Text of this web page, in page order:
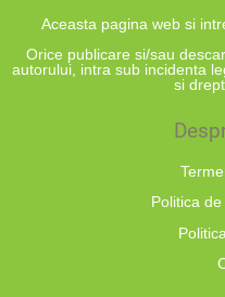
Aceasta pagina web si
Orice publicare si/sau
autorului, intra sub incidenta
si
Politica